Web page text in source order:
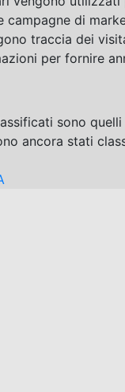
campagne di
traccia dei
per fornire
sono quelli
ancora stati